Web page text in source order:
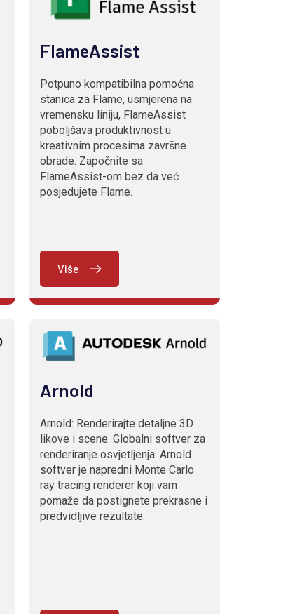
FlameAssist
Potpuno kompatibilna pomoćna
stanica za Flame, usmjerena na
vremensku liniju, FlameAssist
poboljšava produktivnost u
kreativnim procesima završne
obrade. Započnite sa
FlameAssist-om bez da već
posjedujete Flame.
Više
Arnold
Arnold: Renderirajte detaljne 3D
likove i scene. Globalni softver za
renderiranje osvjetljenja. Arnold
softver je napredni Monte Carlo
ray tracing renderer koji vam
pomaže da postignete prekrasne i
predvidljive rezultate.